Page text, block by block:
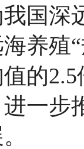
国深
养殖
的
一步